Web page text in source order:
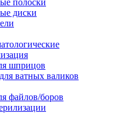
диски
шприцов
ватных валиков
файлов/боров